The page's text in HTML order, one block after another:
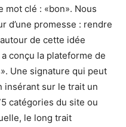
mot clé : «bon». Nous
d’une promesse : rendre
de cette idée
conçu la plateforme de
Une signature qui peut
insérant sur le trait un
catégories du site ou
le long trait